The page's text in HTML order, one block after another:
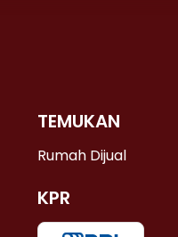
TEMUKAN
Rumah Dijual
KPR